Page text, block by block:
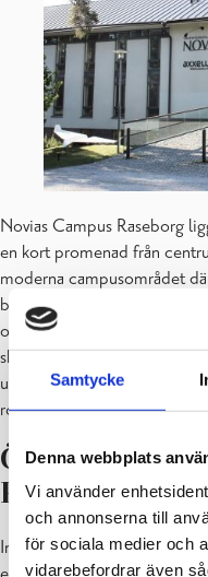
Samtycke
Denna webbplats
Vi använder
och annonserna till
för sociala medier och
vidarebefordrar även
Novias Campus Raseborg
en kort promenad från
moderna campusområdet
bygglaboratorium och
också de 1 000 hektar stora
skogsundervisning, jakt och
undervisningsgården
robotladugård och 140
Öppna YH
Raseborg
Inom Öppna YH kan du